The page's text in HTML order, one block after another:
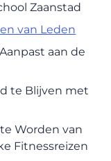
Zaanstad
van Leden
aan de
te Blijven met
Worden van
Fitnessreizen